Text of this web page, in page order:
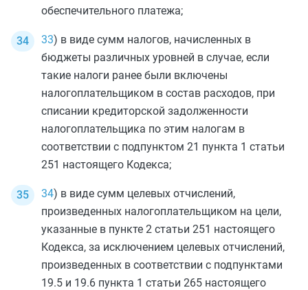
обеспечительного платежа;
33) в виде сумм налогов, начисленных в
бюджеты различных уровней в случае, если
такие налоги ранее были включены
налогоплательщиком в состав расходов, при
списании кредиторской задолженности
налогоплательщика по этим налогам в
соответствии с подпунктом 21 пункта 1 статьи
251 настоящего Кодекса;
34) в виде сумм целевых отчислений,
произведенных налогоплательщиком на цели,
указанные в пункте 2 статьи 251 настоящего
Кодекса, за исключением целевых отчислений,
произведенных в соответствии с подпунктами
19.5 и 19.6 пункта 1 статьи 265 настоящего